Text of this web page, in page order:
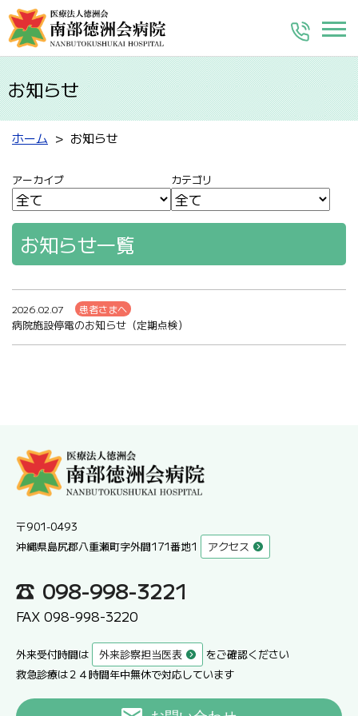
お知らせ
ホーム お知らせ
アーカイブ カテゴリ
お知らせ一覧
2026.02.07 患者さまへ
病院施設停電のお知らせ（定期点検）
〒901-0493
沖縄県島尻郡八重瀬町字外間171番地1
アクセス
098-998-3221
FAX 098-998-3220
外来受付時間は 外来診察担当医表
をご確認ください
救急診療は２４時間年中無休で対応しています